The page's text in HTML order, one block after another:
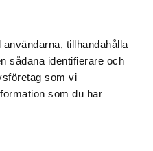
tillhandahålla
sådana identifierare och
som vi
som du har